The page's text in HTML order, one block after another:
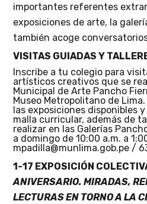
importantes referentes
exposiciones de arte, la
también acoge
VISITAS GUIADAS Y
Inscribe a tu colegio para
artísticos creativos que se
Municipal de Arte Pancho
Museo Metropolitano de
las exposiciones disponibles
malla curricular, además de
realizar en las Galerías
a domingo de 10:00 a.m. a
mpadilla@munlima.gob.pe /
1-17 EXPOSICIÓN
ANIVERSARIO. MIRADAS,
LECTURAS EN TORNO A LA